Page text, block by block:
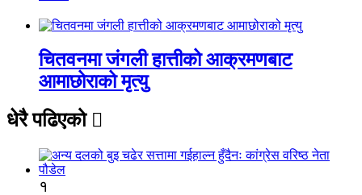
चितवनमा जंगली हात्तीको आक्रमणबाट
आमाछोराको मृत्यु
धेरै पढिएको
१